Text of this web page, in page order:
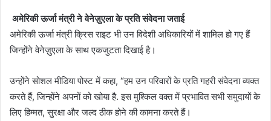
अमेरिकी ऊर्जा मंत्री ने वेनेज़ुएला के प्रति संवेदना जताई
अमेरिकी ऊर्जा मंत्री क्रिस राइट भी उन विदेशी अधिकारियों में शामिल हो गए हैं
जिन्होंने वेनेज़ुएला के साथ एकजुटता दिखाई है।
उन्होंने सोशल मीडिया पोस्ट में कहा, “हम उन परिवारों के प्रति गहरी संवेदना व्यक्त
करते हैं, जिन्होंने अपनों को खोया है. इस मुश्किल वक्त में प्रभावित सभी समुदायों के
लिए हिम्मत, सुरक्षा और जल्द ठीक होने की कामना करते हैं।